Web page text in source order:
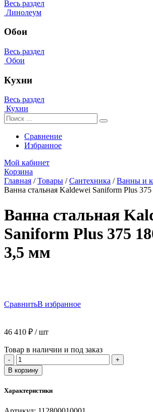
Весь раздел
Линолеум
Обои
Весь раздел
Обои
Кухни
Весь раздел
Кухни
Сравнение
Избранное
Мой кабинет
Корзина
Главная /Товары /Сантехника /Ванны и
Ванна стальная Kaldewei Saniform Plus
Ванна стальная
Saniform Plus 375
3,5 мм
СравнитьВ избранное
46 410 ₽ / шт
Товар в наличии и под заказ
-
Количество
товара
Ванна
Kaldewei
+
В корзину
Характеристики